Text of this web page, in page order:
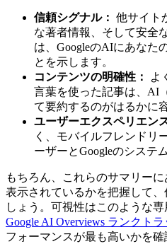
信頼シグナル： 他サイト
な著者情報、そして安全
は、GoogleのAIにあなた
とを示します。
コンテンツの明確性：
よ
言葉を使った記事は、AI
て要約するのがはるかに
ユーザーエクスペリエン
く、モバイルフレンドリ
ーザーとGoogleのシステ
もちろん、これらのサマリー
表示されているかを把握して
しょう。可視性はこのような専
Google AI Overviews ランクト
フォーマンスが最も高いかを確